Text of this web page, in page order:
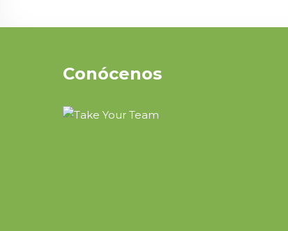
Conócenos